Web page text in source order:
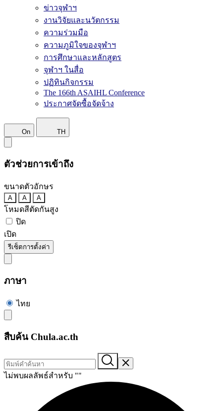
ข่าวจุฬาฯ
งานวิจัยและนวัตกรรม
ความร่วมมือ
ความภูมิใจของจุฬาฯ
การศึกษาและหลักสูตร
จุฬาฯ ในสื่อ
ปฏิทินกิจกรรม
The 166th ASAIHL Conference
ประกาศจัดซื้อจัดจ้าง
On TH
ตัวช่วยการเข้าถึง
ขนาดตัวอักษร
A A A
โหมดสีตัดกันสูง
ปิด
เปิด
รีเซ็ตการตั้งค่า
ภาษา
ไทย
สืบค้น Chula.ac.th
ไม่พบผลลัพธ์สำหรับ ""